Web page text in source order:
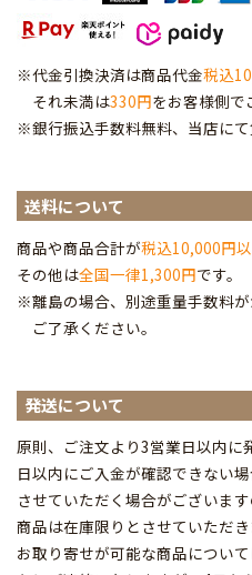
※代金引換決済は商品代金税込
それ未満は330円をお客様側で
※銀行振込手数料無料、当店にて
送料について
商品や商品合計が税込10,000円
その他は全国一律1,300円です。
※離島の場合、別途重量手数料
ご了承ください。
発送について
原則、ご注文より3営業日以内に
日以内にご入金が確認できない
させていただく場合がございます
商品は在庫限りとさせていただき
お取り寄せが可能な商品につい